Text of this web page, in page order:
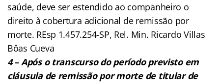
saúde, deve ser estendido ao companheiro o
direito à cobertura adicional de remissão por
morte. REsp 1.457.254-SP, Rel. Min. Ricardo Villas
Bôas Cueva
4 – Após o transcurso do período previsto em
cláusula de remissão por morte de titular de